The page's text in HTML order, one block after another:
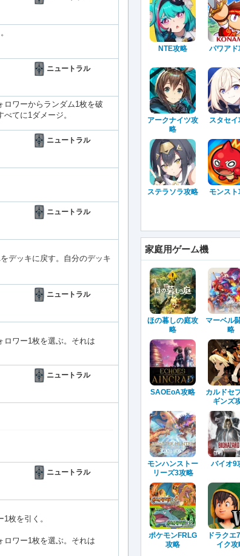
ニュートラル
ロワーからランダム1枚を破
てに1ダメージ。
ニュートラル
ニュートラル
デッキに戻す。自分のデッキ
ニュートラル
ロワー1枚を選ぶ。それは
ニュートラル
ニュートラル
枚を引く。
ロワー1枚を選ぶ。それは
NTE攻略 パワアド
アークナイツ攻
略
スタセイ
ステラソラ攻略 モンスト
家庭用ゲーム機
ほの暮しの庭攻
略
マーベル
略
SAOEoA攻略
カルドセ
ギンズ
モンハンストー
リーズ3攻略
バイオ9
ポケモンFRLG
攻略
ドラクエ
イク攻